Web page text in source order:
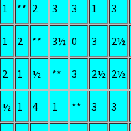
1 ** 2 3 3 1 3
1 2 ** 3½ 0 3 2½
2 1 ½ ** 3 2½ 2½
½ 1 4 1 ** 3 3